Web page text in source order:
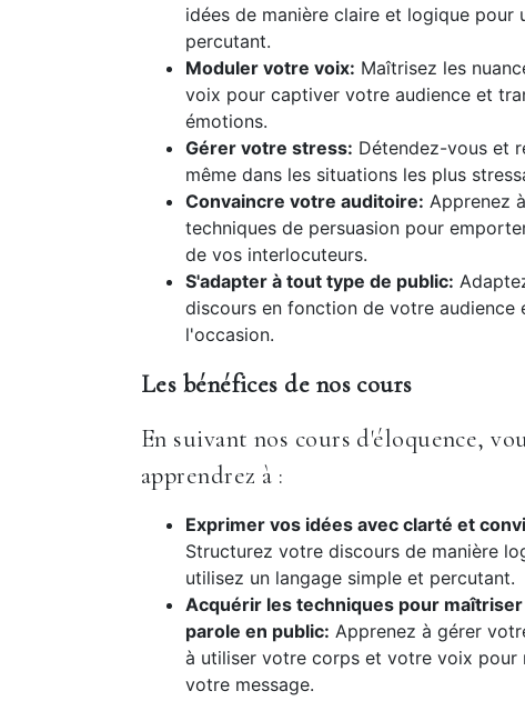
idées de manière claire et logique pour
percutant.
Moduler votre voix: Maîtrisez les
voix pour captiver votre audience et
émotions.
Gérer votre stress: Détendez-vous et
même dans les situations les plus
Convaincre votre auditoire: Apprenez
techniques de persuasion pour
de vos interlocuteurs.
S'adapter à tout type de public:
discours en fonction de votre audience
l'occasion.
Les bénéfices de nos cours
En suivant nos cours d'éloquence,
apprendrez à :
Exprimer vos idées avec clarté et
Structurez votre discours de manière
utilisez un langage simple et percutant.
Acquérir les techniques pour maîtriser
parole en public: Apprenez à gérer
à utiliser votre corps et votre voix pour
votre message.